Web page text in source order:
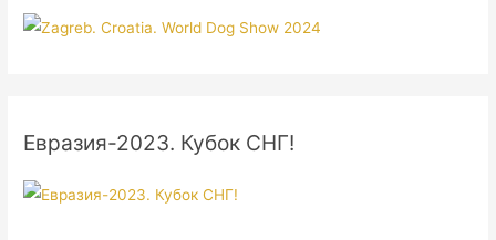
Евразия-2023. Кубок СНГ!